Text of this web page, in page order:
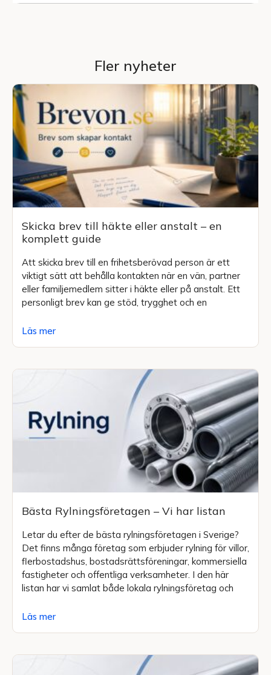
Fler nyheter
Skicka brev till häkte eller anstalt – en
komplett guide
Att skicka brev till en frihetsberövad person är ett
viktigt sätt att behålla kontakten när en vän, partner
eller familjemedlem sitter i häkte eller på anstalt. Ett
personligt brev kan ge stöd, trygghet och en
Läs mer
Bästa Rylningsföretagen – Vi har listan
Letar du efter de bästa rylningsföretagen i Sverige?
Det finns många företag som erbjuder rylning för villor,
flerbostadshus, bostadsrättsföreningar, kommersiella
fastigheter och offentliga verksamheter. I den här
listan har vi samlat både lokala rylningsföretag och
Läs mer